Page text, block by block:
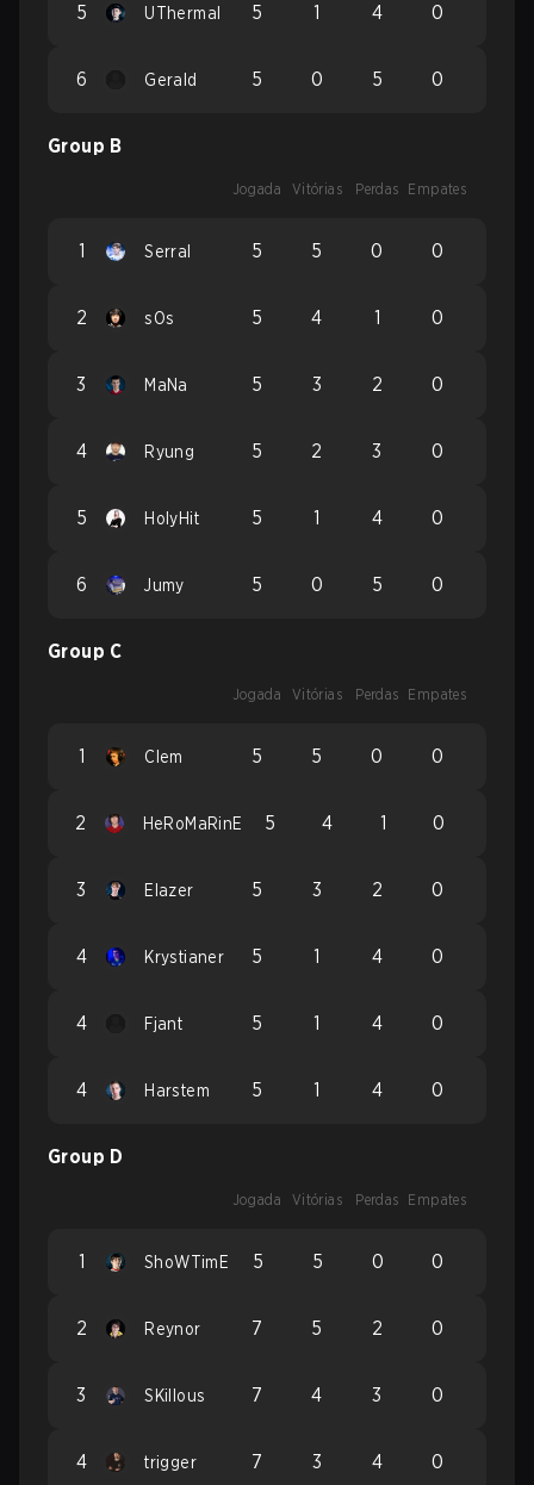
5 UThermal 5 1 4 0
6 Gerald 5 0 5 0
Group B
Jogada Vitórias Perdas Empates
1 Serral 5 5 0 0
2 sOs 5 4 1 0
3 MaNa 5 3 2 0
4 Ryung 5 2 3 0
5 HolyHit 5 1 4 0
6 Jumy 5 0 5 0
Group C
Jogada Vitórias Perdas Empates
1 Clem 5 5 0 0
2 HeRoMaRinE 5 4 1 0
3 Elazer 5 3 2 0
4 Krystianer 5 1 4 0
4 Fjant 5 1 4 0
4 Harstem 5 1 4 0
Group D
Jogada Vitórias Perdas Empates
1 ShoWTimE 5 5 0 0
2 Reynor 7 5 2 0
3 SKillous 7 4 3 0
4 trigger 7 3 4 0